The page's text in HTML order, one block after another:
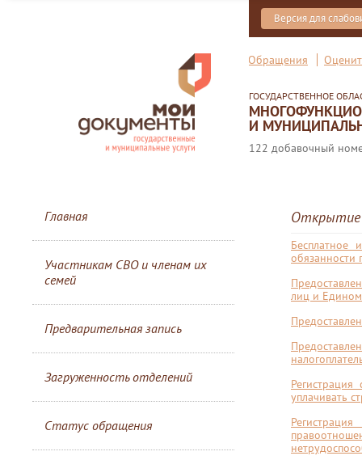
Версия для
Обращения
ГОСУДАРСТВЕННОЕ
И
122 добавочный
Главная
Участникам СВО и членам их
семей
Предварительная запись
Загруженность отделений
Статус обращения
Открытие
Бесплатное
обязанности
лиц и Едином
уплачивать